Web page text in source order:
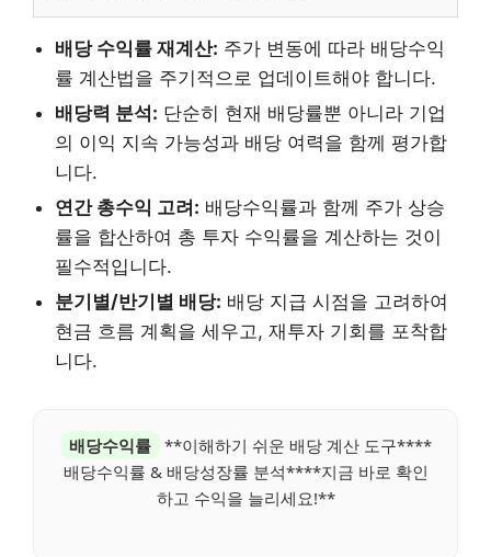
배당 수익률 재계산: 주가 변동에 따라 배당수익
률 계산법을 주기적으로 업데이트해야 합니다.
배당력 분석: 단순히 현재 배당률뿐 아니라 기업
의 이익 지속 가능성과 배당 여력을 함께 평가합
니다.
연간 총수익 고려: 배당수익률과 함께 주가 상승
률을 합산하여 총 투자 수익률을 계산하는 것이
필수적입니다.
분기별/반기별 배당: 배당 지급 시점을 고려하여
현금 흐름 계획을 세우고, 재투자 기회를 포착합
니다.
배당수익률
**이해하기 쉬운 배당 계산 도구****
배당수익률 & 배당성장률 분석****지금 바로 확인
하고 수익을 늘리세요!**